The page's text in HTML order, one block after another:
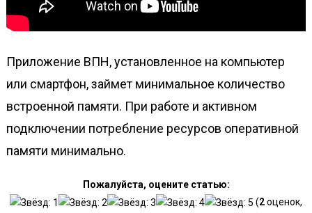
Приложение ВПН, установленное на компьютер
или смартфон, займет минимальное количество
встроенной памяти. При работе и активном
подключении потребление ресурсов оперативной
памяти минимально.
Пожалуйста, оцените статью:
(2оценок,